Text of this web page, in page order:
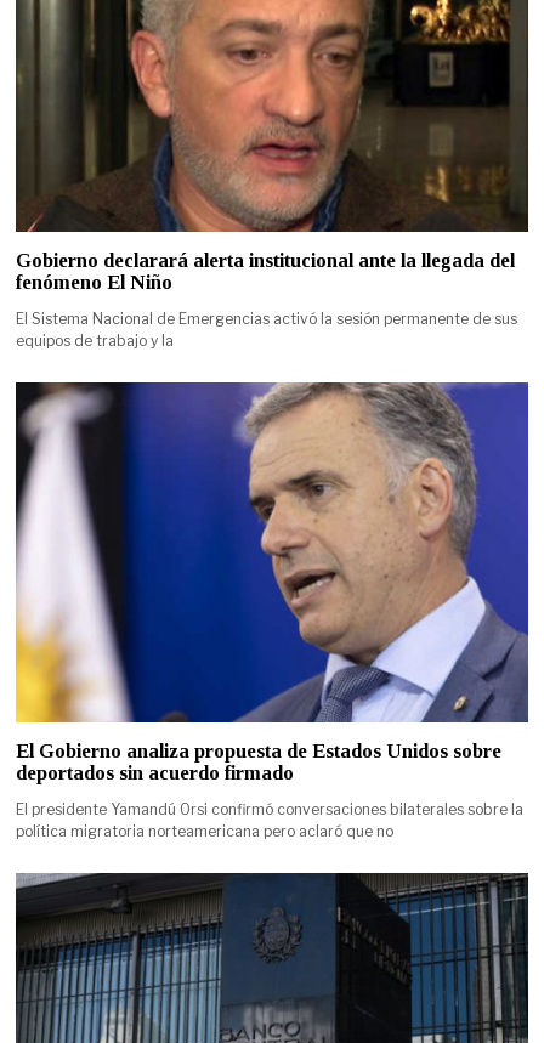
Gobierno declarará alerta institucional ante la llegada del
fenómeno El Niño
El Sistema Nacional de Emergencias activó la sesión permanente de sus
equipos de trabajo y la
El Gobierno analiza propuesta de Estados Unidos sobre
deportados sin acuerdo firmado
El presidente Yamandú Orsi confirmó conversaciones bilaterales sobre la
política migratoria norteamericana pero aclaró que no